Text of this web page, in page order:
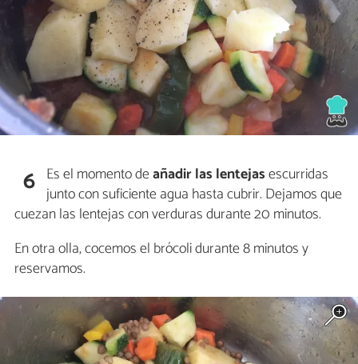
6 Es el momento deañadir las lentejasescurridas
junto con suficiente agua hasta cubrir. Dejamos que
cuezan las lentejas con verduras durante 20 minutos.
En otra olla, cocemos el brócoli durante 8 minutos y
reservamos.